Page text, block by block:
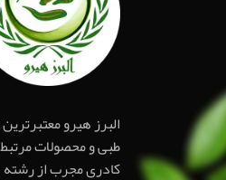
البرز هیرو
طبی و محصولات مرتبط
کادری مجرب از رشته